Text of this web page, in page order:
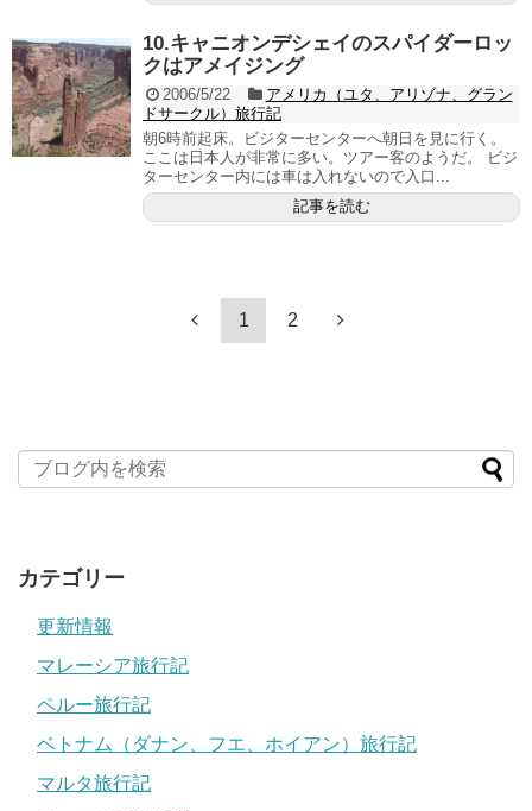
10.キャニオンデシェイのスパイダーロッ
クはアメイジング
2006/5/22
アメリカ（ユタ、アリゾナ、グラン
ドサークル）旅行記
朝6時前起床。ビジターセンターへ朝日を見に行く。
ここは日本人が非常に多い。ツアー客のようだ。 ビジ
ターセンター内には車は入れないので入口...
記事を読む
1 2
カテゴリー
更新情報
マレーシア旅行記
ペルー旅行記
ベトナム（ダナン、フエ、ホイアン）旅行記
マルタ旅行記